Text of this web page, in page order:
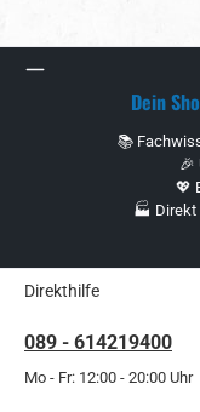
Dein
📚
🎉
💖
🏭 Direkt
Direkthilfe
089 - 614219400
Mo - Fr: 12:00 - 20:00 Uhr